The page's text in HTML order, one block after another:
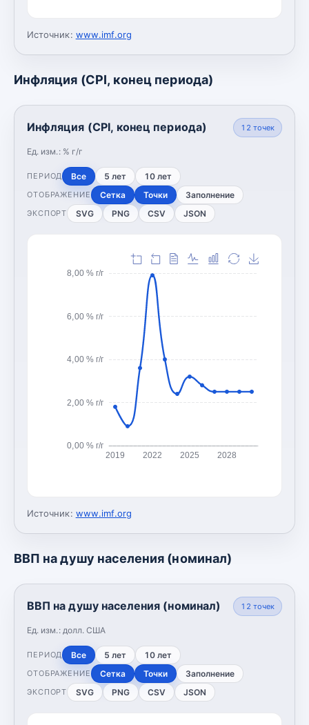
Источник: www.imf.org
Инфляция (CPI, конец периода)
Инфляция (CPI, конец периода)
Ед. изм.: % г/г
12 точек
ПЕРИОД Все 5 лет 10 лет
ОТОБРАЖЕНИЕ Сетка Точки Заполнение
ЭКСПОРТ SVG PNG CSV JSON
0,00 % г/г
2,00 % г/г
4,00 % г/г
6,00 % г/г
8,00 % г/г
2019 2022 2025 2028
Источник: www.imf.org
ВВП на душу населения (номинал)
ВВП на душу населения (номинал)
Ед. изм.: долл. США
12 точек
ПЕРИОД Все 5 лет 10 лет
ОТОБРАЖЕНИЕ Сетка Точки Заполнение
ЭКСПОРТ SVG PNG CSV JSON